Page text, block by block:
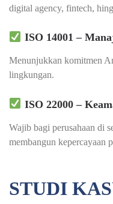
digital agency, fintech,
ISO 14001 –
Menunjukkan komitmen
lingkungan.
ISO 22000 –
Wajib bagi perusahaan di
membangun kepercayaan
STUDI